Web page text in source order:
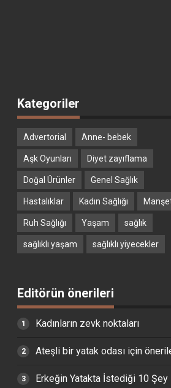
Kategoriler
Advertorial Anne- bebek
Aşk Oyunları Diyet zayıflama
Doğal Ürünler Genel Sağlık
Hastalıklar Kadın Sağlığı
Ruh Sağlığı Yaşam sağlık
sağlıklı yaşam sağlıklı yiyecekler
Editörün önerileri
Kadınların zevk noktaları
Ateşli bir yatak odası için
Erkeğin Yatakta İstediği 10 Şey